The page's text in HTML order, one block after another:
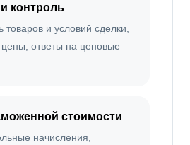
контроль
товаров и условий сделки,
цены, ответы на ценовые
стоимости
начисления,